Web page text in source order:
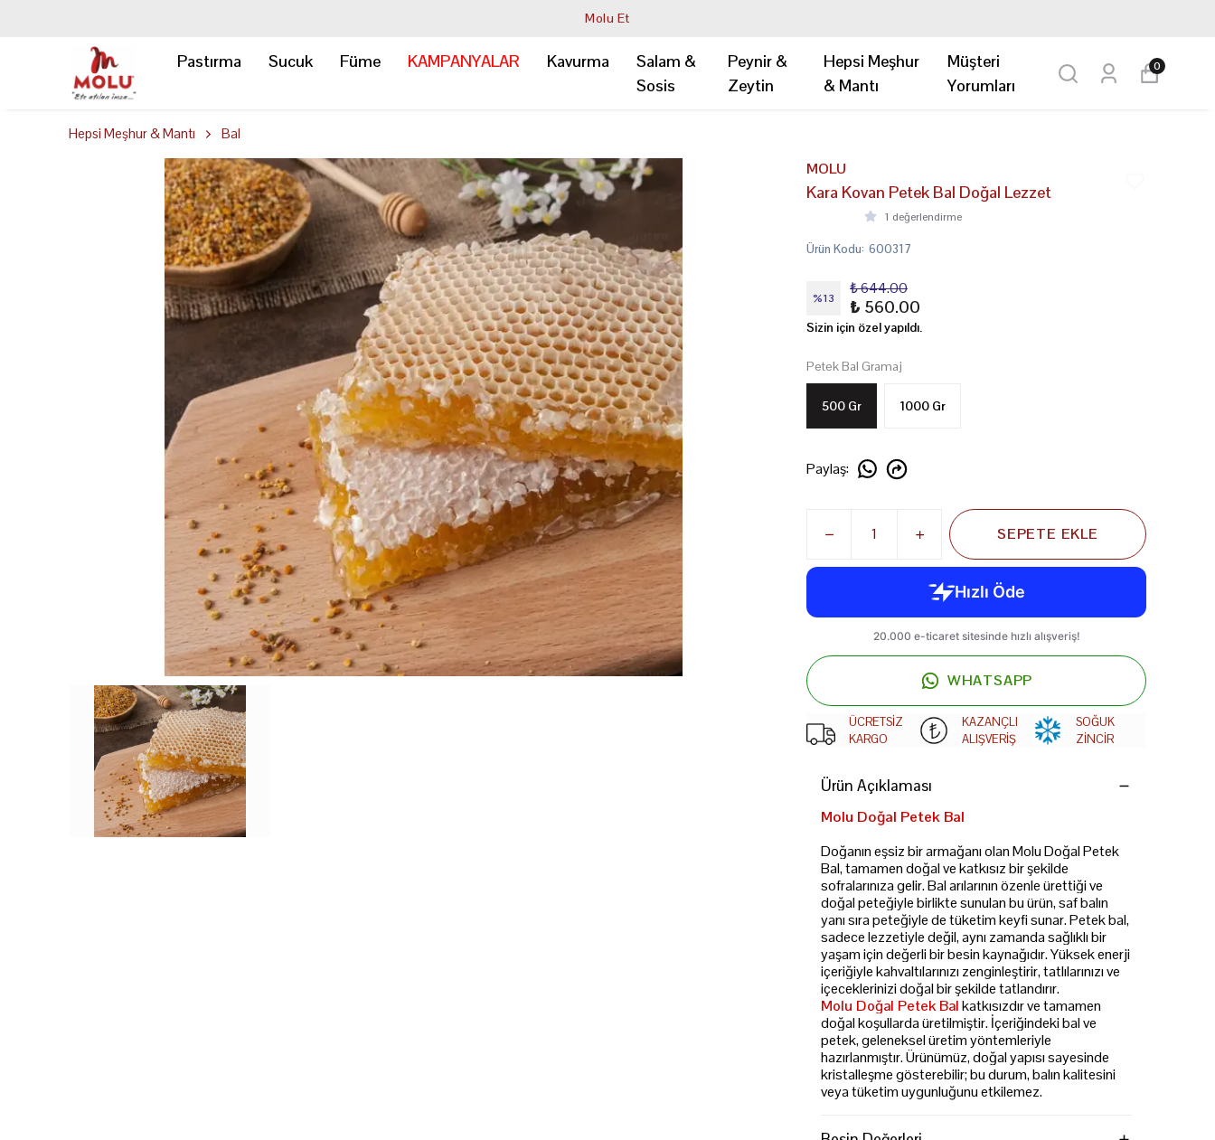
Molu Et
Pastırma Sucuk Füme KAMPANYALAR Kavurma
Salam &
Sosis
Peynir &
Zeytin
Hepsi Meşhur
& Mantı
Müşteri
Yorumları
0
Hepsi Meşhur & Mantı Bal
MOLU
Kara Kovan Petek Bal Doğal Lezzet
1 değerlendirme
Ürün Kodu: 600317
%13
₺ 644.00
₺ 560.00
Sizin için özel yapıldı.
Petek Bal Gramaj
500 Gr 1000 Gr
Paylaş:
SEPETE EKLE
WHATSAPP
ÜCRETSİZ
KARGO
KAZANÇLI
ALIŞVERİŞ
SOĞUK
ZİNCİR
Ürün Açıklaması
Molu Doğal Petek Bal
Doğanın eşsiz bir armağanı olan Molu Doğal Petek
Bal, tamamen doğal ve katkısız bir şekilde
sofralarınıza gelir. Bal arılarının özenle ürettiği ve
doğal peteğiyle birlikte sunulan bu ürün, saf balın
yanı sıra peteğiyle de tüketim keyfi sunar. Petek bal,
sadece lezzetiyle değil, aynı zamanda sağlıklı bir
yaşam için değerli bir besin kaynağıdır. Yüksek enerji
içeriğiyle kahvaltılarınızı zenginleştirir, tatlılarınızı ve
içeceklerinizi doğal bir şekilde tatlandırır.
Molu Doğal Petek Balkatkısızdır ve tamamen
doğal koşullarda üretilmiştir. İçeriğindeki bal ve
petek, geleneksel üretim yöntemleriyle
hazırlanmıştır. Ürünümüz, doğal yapısı sayesinde
kristalleşme gösterebilir; bu durum, balın kalitesini
veya tüketim uygunluğunu etkilemez.